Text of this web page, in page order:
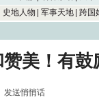
史地人物
军事天地 跨国
美！有鼓
发送悄悄话